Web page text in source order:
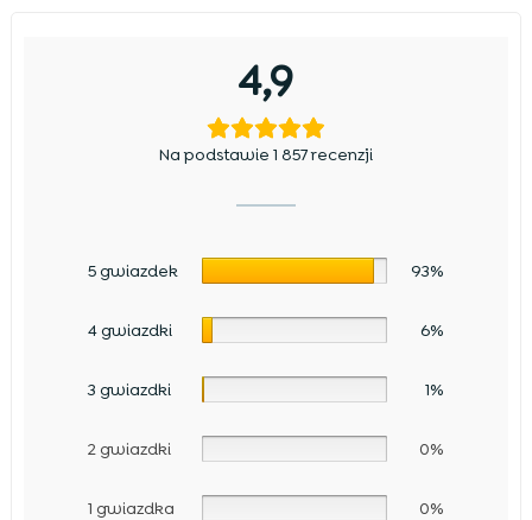
4,9
Na podstawie 1 857 recenzji
5 gwiazdek 93%
4 gwiazdki 6%
3 gwiazdki 1%
2 gwiazdki 0%
1 gwiazdka 0%